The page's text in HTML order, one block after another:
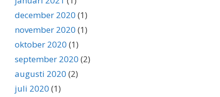
december 2020 (1)
november 2020 (1)
oktober 2020 (1)
september 2020 (2)
augusti 2020 (2)
juli 2020 (1)